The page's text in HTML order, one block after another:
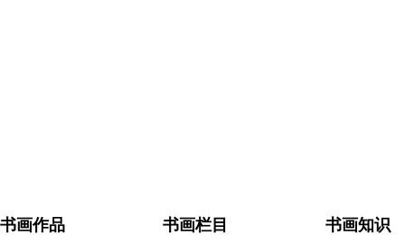
书画作品 书画栏目 书画知识